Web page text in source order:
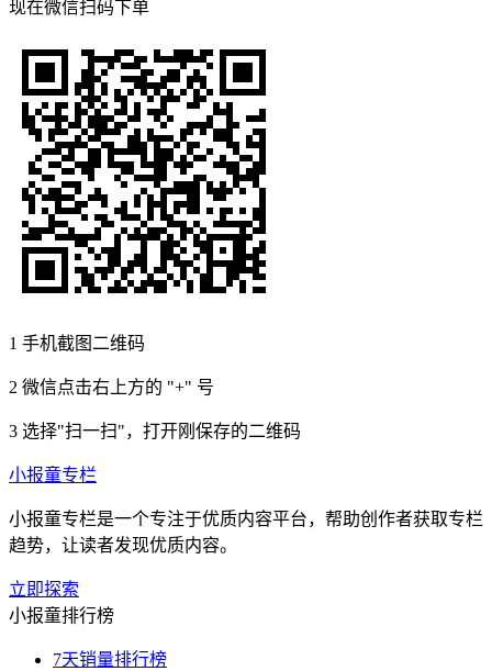
现在微信扫码下单
1 手机截图二维码
2 微信点击右上方的 "+" 号
3 选择"扫一扫"，打开刚保存的二维码
小报童专栏
小报童专栏是一个专注于优质内容平台，帮助创作者获取专栏
趋势，让读者发现优质内容。
立即探索
小报童排行榜
7天销量排行榜